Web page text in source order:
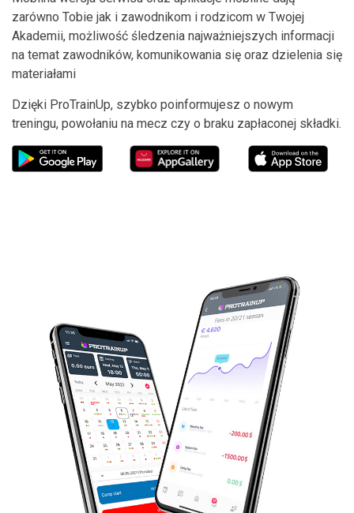
zarówno Tobie jak i zawodnikom i rodzicom w Twojej
Akademii, możliwość śledzenia najważniejszych informacji
na temat zawodników, komunikowania się oraz dzielenia się
materiałami
Dzięki ProTrainUp, szybko poinformujesz o nowym
treningu, powołaniu na mecz czy o braku zapłaconej składki.